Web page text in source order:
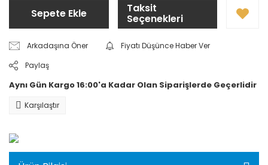
Sepete Ekle Taksit
Seçenekleri
Arkadaşına Öner
Fiyatı Düşünce Haber Ver
Paylaş
Aynı Gün Kargo 16:00'a Kadar Olan Siparişlerde Geçerlidir
Karşılaştır